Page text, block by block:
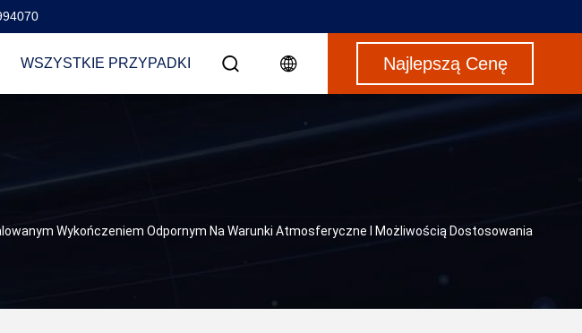
WSZYSTKIE PRZYPADKI Najlepszą Cenę
Wykończeniem Odpornym Na Warunki Atmosferyczne I Możliwością Dostosowania